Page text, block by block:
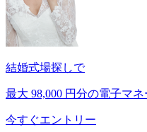
結婚式場探しで
最大 98,000 円分の電子マ
今すぐエントリー